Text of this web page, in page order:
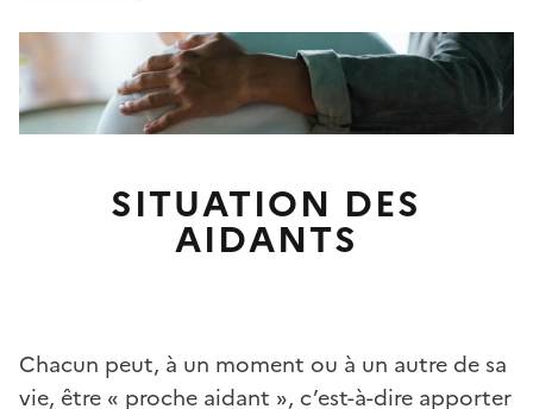
SITUATION DES
AIDANTS
Chacun peut, à un moment ou à un autre de sa
vie, être « proche aidant », c’est-à-dire apporter